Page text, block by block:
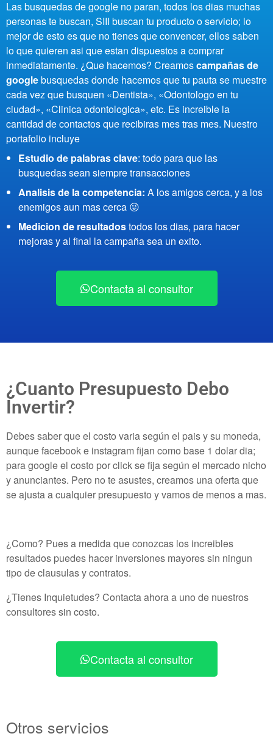
Las busquedas de google no paran, todos los dias muchas
personas te buscan, SIII buscan tu producto o servicio; lo
mejor de esto es que no tienes que convencer, ellos saben
lo que quieren asi que estan dispuestos a comprar
inmediatamente. ¿Que hacemos? Creamoscampañas de
googlebusquedas donde hacemos que tu pauta se muestre
cada vez que busquen «Dentista», «Odontologo en tu
ciudad», «Clinica odontologica», etc. Es increible la
cantidad de contactos que recibiras mes tras mes. Nuestro
portafolio incluye
Estudio de palabras clave: todo para que las
busquedas sean siempre transacciones
Analisis de la competencia: A los amigos cerca, y a los
enemigos aun mas cerca 😜
Medicion de resultadostodos los dias, para hacer
mejoras y al final la campaña sea un exito.
Contacta al consultor
¿Cuanto Presupuesto Debo
Invertir?
Debes saber que el costo varia según el pais y su moneda,
aunque facebook e instagram fijan como base 1 dolar dia;
para google el costo por click se fija según el mercado nicho
y anunciantes. Pero no te asustes, creamos una oferta que
se ajusta a cualquier presupuesto y vamos de menos a mas.
¿Como? Pues a medida que conozcas los increibles
resultados puedes hacer inversiones mayores sin ningun
tipo de clausulas y contratos.
¿Tienes Inquietudes? Contacta ahora a uno de nuestros
consultores sin costo.
Contacta al consultor
Otros servicios